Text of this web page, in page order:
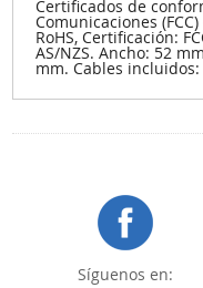
Certificados de
Comunicaciones
RoHS, Certificación:
AS/NZS. Ancho: 52
mm. Cables incluidos:
Síguenos en: